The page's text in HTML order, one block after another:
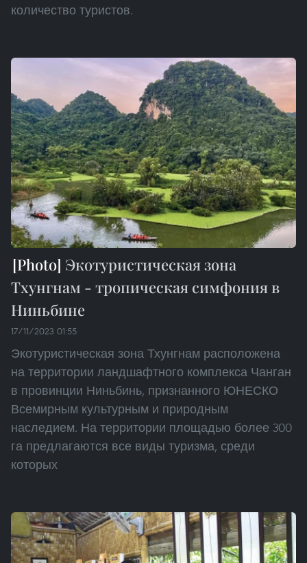
количество туристов.
Экотуристическая зона
Тхунгнам - тропическая симфония в
Ниньбине
17/11/2023 01:55
Экотуристическая зона Тхунгнам расположена
на территории ландшафтного комплекса Чанган
в провинции Ниньбинь, признанного ЮНЕСКО
Всемирным культурным и природным
наследием. На территории площадью более 300
га предлагаются все виды туризма, среди
которых